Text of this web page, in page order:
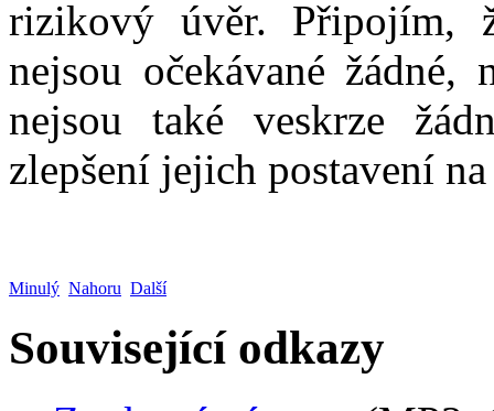
rizikový úvěr. Připojím,
nejsou očekávané žádné,
nejsou také veskrze
zlepšení jejich postavení
Minulý Nahoru Další
Související odkazy